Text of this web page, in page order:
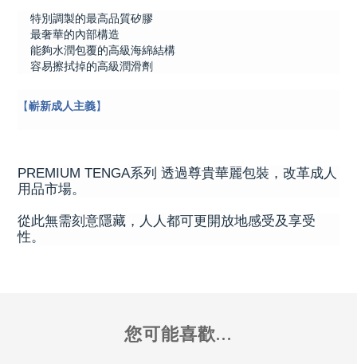
特別調製的最高品質矽膠
最奢華的內部構造
能夠水潤包覆的高級海綿結構
容易擦拭掉的高級潤滑劑
【嶄新成人主義】
PREMIUM TENGA系列 透過尊貴華麗包裝，改革成人
用品市場。
從此無需刻意隱藏，人人都可更開放地感受及享受
性。
您可能喜歡...